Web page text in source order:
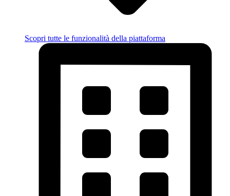
Scopri tutte le funzionalità della piattaforma